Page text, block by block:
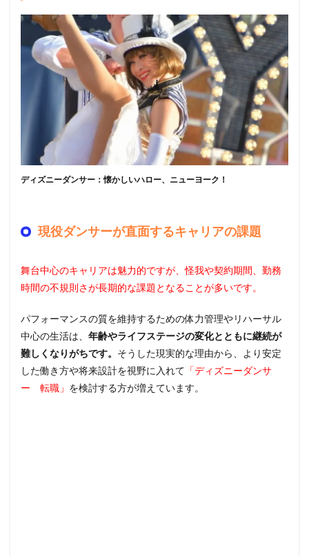
ディズニーダンサー：懐かしいハロー、ニューヨーク！
現役ダンサーが直面するキャリアの課題
舞台中心のキャリアは魅力的ですが、怪我や契約期間、勤務
時間の不規則さが長期的な課題となることが多いです。
パフォーマンスの質を維持するための体力管理やリハーサル
中心の生活は、 年齢やライフステージの変化とともに継続が
難しくなりがちです。 そうした現実的な理由から、より安定
した働き方や将来設計を視野に入れて 「ディズニーダンサ
ー 転職」 を検討する方が増えています。